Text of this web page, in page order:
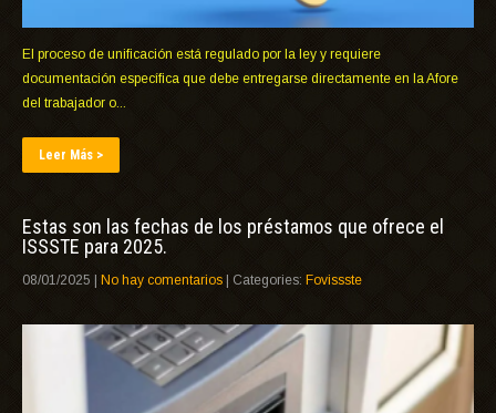
El proceso de unificación está regulado por la ley y requiere
documentación específica que debe entregarse directamente en la Afore
del trabajador o...
Leer Más >
Estas son las fechas de los préstamos que ofrece el
ISSSTE para 2025.
08/01/2025 No hay comentarios | Categories: Fovissste